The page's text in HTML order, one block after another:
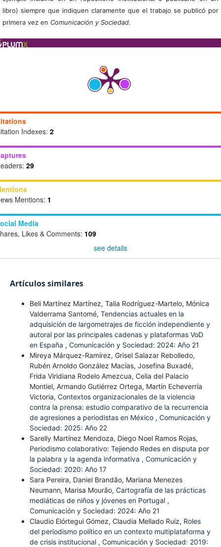
libro) siempre que indiquen claramente que el trabajo se publicó por
primera vez en Comunicación y Sociedad.
Indexes: 2
29
Mentions: 1
Media
Likes & Comments: 109
see details
Artículos similares
Beli Martínez Martínez, Talia Rodríguez-Martelo, Mónica
Valderrama Santomé, Tendencias actuales en la
adquisición de largometrajes de ficción independiente y
autoral por las principales cadenas y plataformas VoD
en España , Comunicación y Sociedad: 2024: Año 21
Mireya Márquez-Ramírez, Grisel Salazar Rebolledo,
Rubén Arnoldo González Macías, Josefina Buxadé,
Frida Viridiana Rodelo Amezcua, Celia del Palacio
Montiel, Armando Gutiérrez Ortega, Martín Echeverría
Victoria, Contextos organizacionales de la violencia
contra la prensa: estudio comparativo de la recurrencia
de agresiones a periodistas en México , Comunicación y
Sociedad: 2025: Año 22
Sarelly Martínez Mendoza, Diego Noel Ramos Rojas,
Periodismo colaborativo: Tejiendo Redes en disputa por
la palabra y la agenda informativa , Comunicación y
Sociedad: 2020: Año 17
Sara Pereira, Daniel Brandão, Mariana Menezes
Neumann, Marisa Mourão, Cartografía de las prácticas
mediáticas de niños y jóvenes en Portugal ,
Comunicación y Sociedad: 2024: Año 21
Claudio Elórtegui Gómez, Claudia Mellado Ruiz, Roles
del periodismo político en un contexto multiplataforma y
de crisis institucional , Comunicación y Sociedad: 2019: